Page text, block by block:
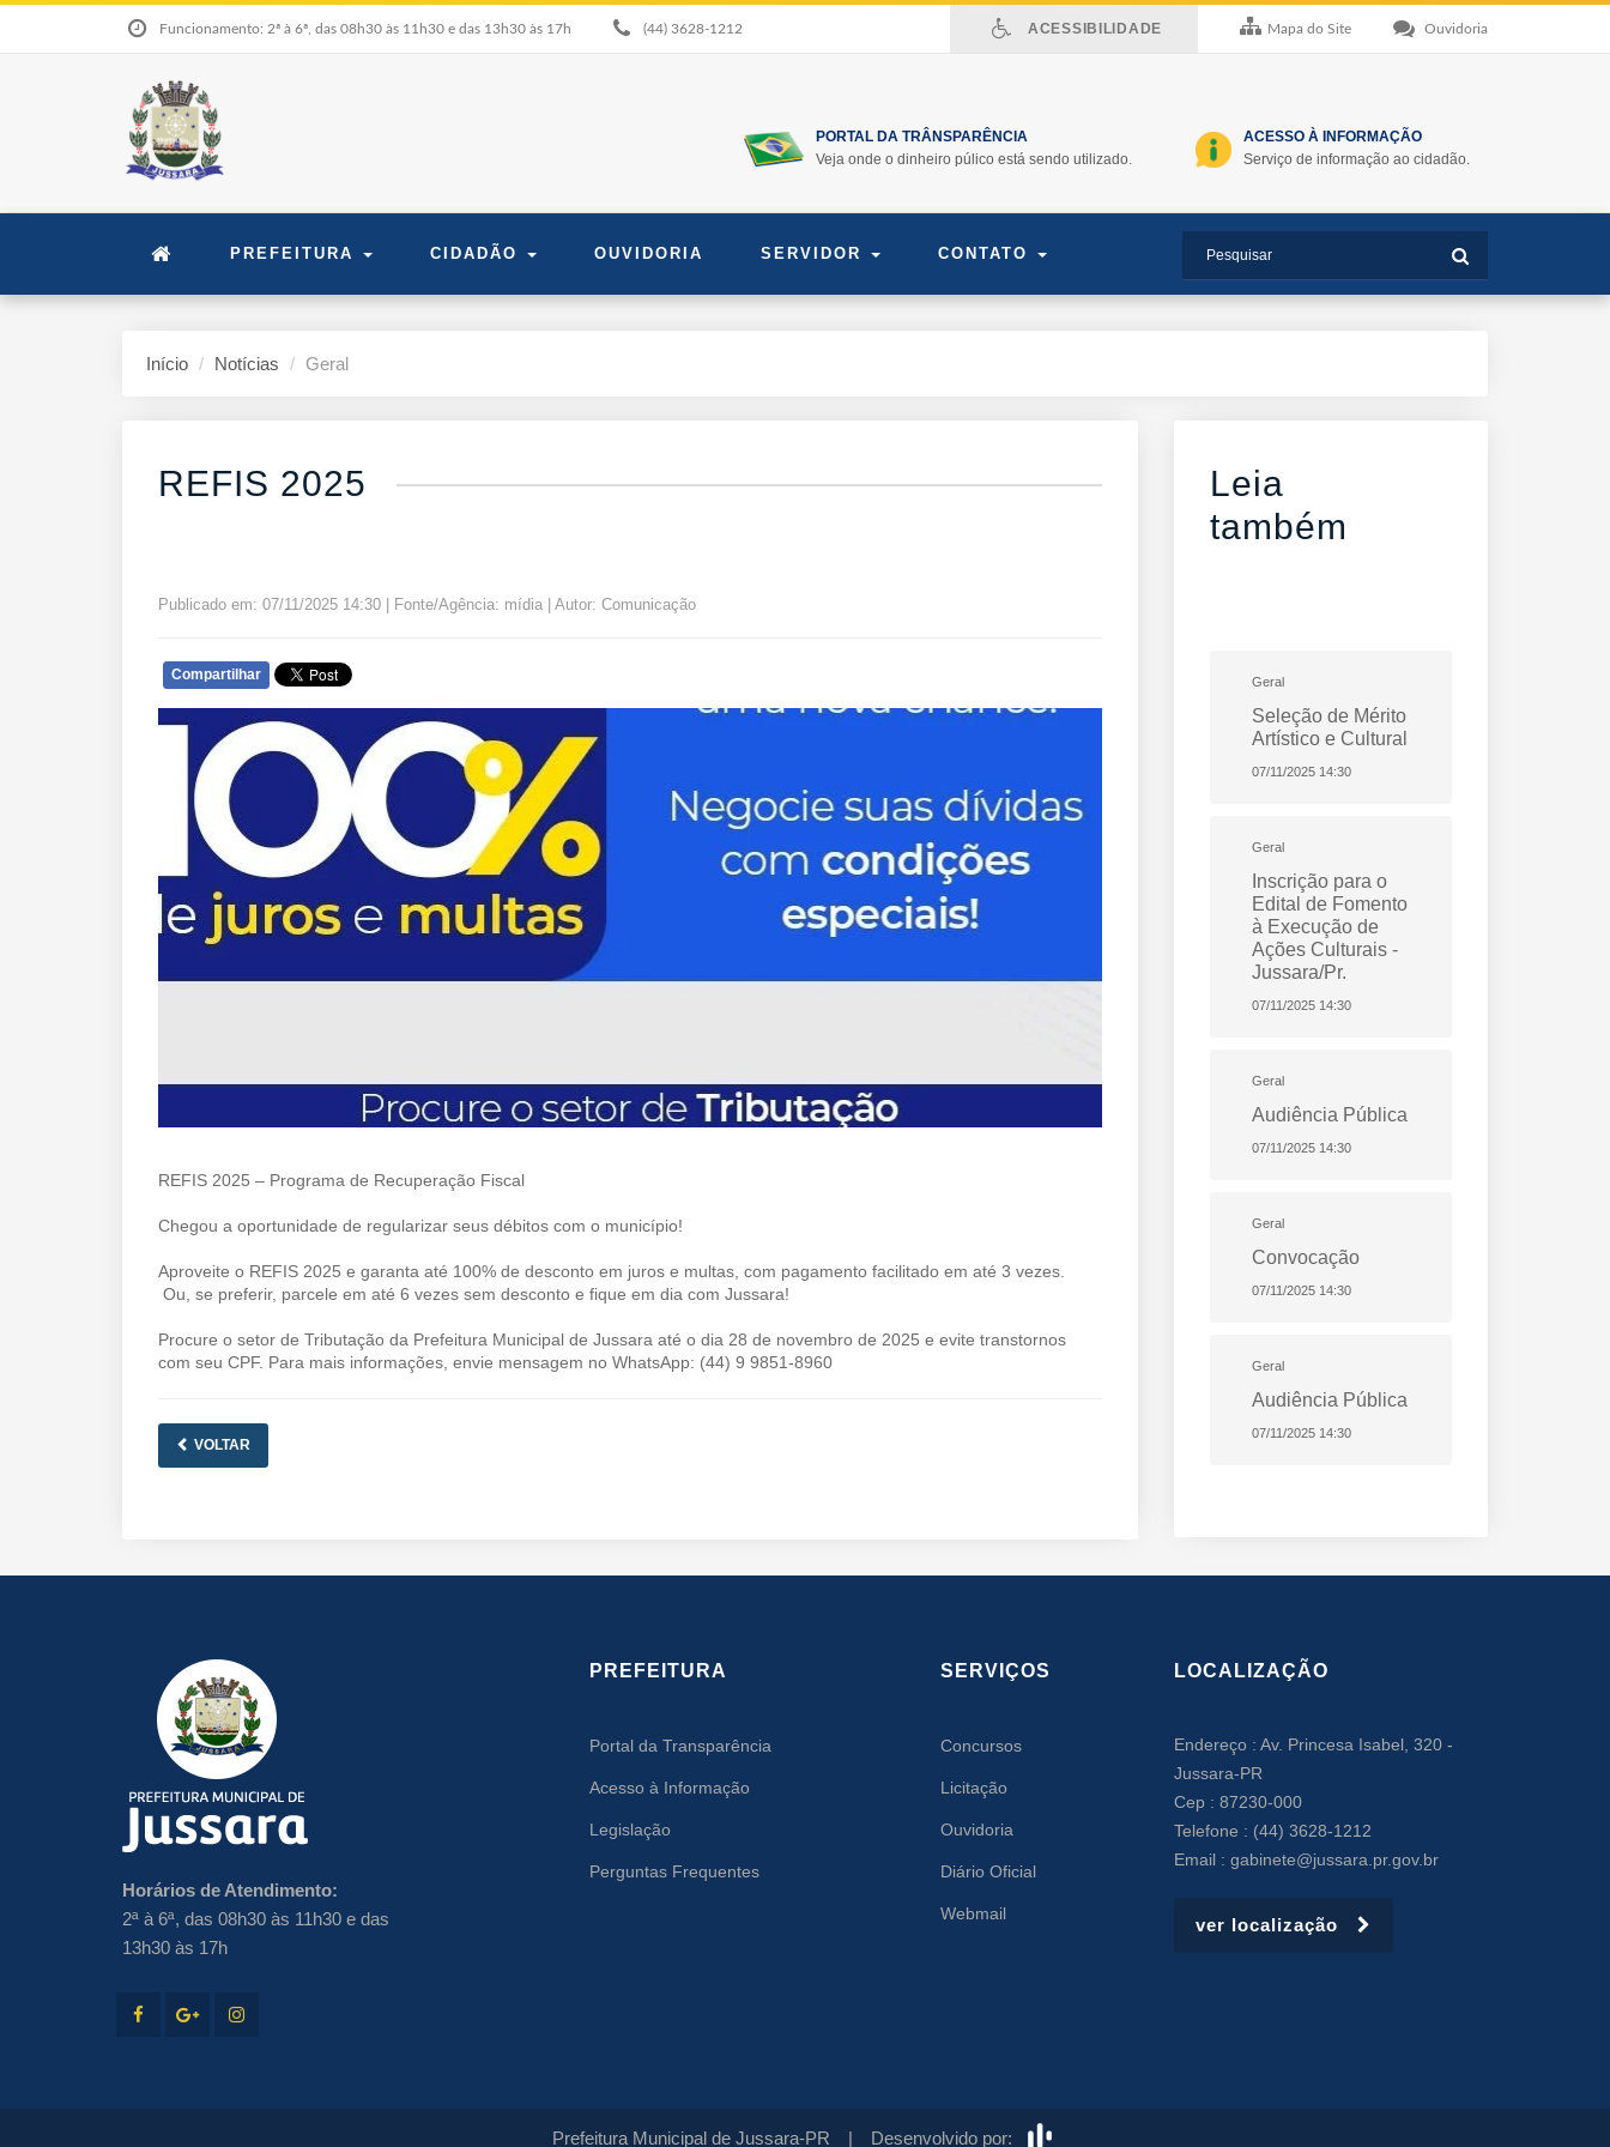
Ouvidoria
Mapa do Site
ACESSIBILIDADE
Funcionamento: 2ª à 6ª, das 08h30 às 11h30 e das 13h30 às 17h (44) 3628-1212
PORTAL DA TRÂNSPARÊNCIA
Veja onde o dinheiro púlico está sendo utilizado.
ACESSO À INFORMAÇÃO
Serviço de informação ao cidadão.
PREFEITURA CIDADÃO OUVIDORIA SERVIDOR CONTATO
Início Notícias Geral
REFIS 2025
Publicado em: 07/11/2025 14:30 | Fonte/Agência: mídia | Autor: Comunicação
Compartilhar
REFIS 2025 – Programa de Recuperação Fiscal
Chegou a oportunidade de regularizar seus débitos com o município!
Aproveite o REFIS 2025 e garanta até 100% de desconto em juros e multas, com pagamento facilitado em até 3 vezes.
Ou, se preferir, parcele em até 6 vezes sem desconto e fique em dia com Jussara!
Procure o setor de Tributação da Prefeitura Municipal de Jussara até o dia 28 de novembro de 2025 e evite transtornos
com seu CPF. Para mais informações, envie mensagem no WhatsApp: (44) 9 9851-8960
VOLTAR
Leia
também
Geral
Seleção de Mérito
Artístico e Cultural
07/11/2025 14:30
Geral
Inscrição para o
Edital de Fomento
à Execução de
Ações Culturais -
Jussara/Pr.
07/11/2025 14:30
Geral
Audiência Pública
07/11/2025 14:30
Geral
Convocação
07/11/2025 14:30
Geral
Audiência Pública
07/11/2025 14:30
Horários de Atendimento:
2ª à 6ª, das 08h30 às 11h30 e das
13h30 às 17h
PREFEITURA
Portal da Transparência
Acesso à Informação
Legislação
Perguntas Frequentes
SERVIÇOS
Concursos
Licitação
Ouvidoria
Diário Oficial
Webmail
LOCALIZAÇÃO
Endereço : Av. Princesa Isabel, 320 -
Jussara-PR
Cep : 87230-000
Telefone : (44) 3628-1212
Email : gabinete@jussara.pr.gov.br
ver localização
Prefeitura Municipal de Jussara-PR | Desenvolvido por: